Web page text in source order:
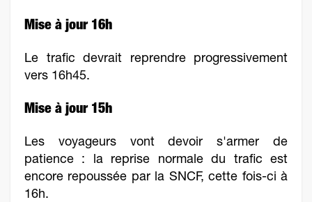
Mise à jour 16h
Le trafic devrait reprendre progressivement
vers 16h45.
Mise à jour 15h
Les voyageurs vont devoir s'armer de
patience : la reprise normale du trafic est
encore repoussée par la SNCF, cette fois-ci à
16h.